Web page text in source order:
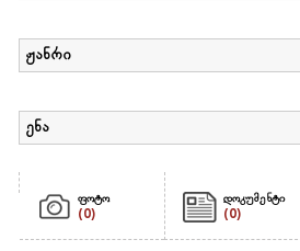
ჟანრი
ენა
ფოტო
(0)
დოკუმენტი
(0)